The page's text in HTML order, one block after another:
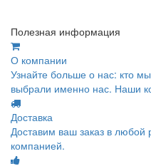
Полезная информация
О компании
Узнайте больше о нас: кто
выбрали именно нас. Наши
Доставка
Доставим ваш заказ в любой
компанией.